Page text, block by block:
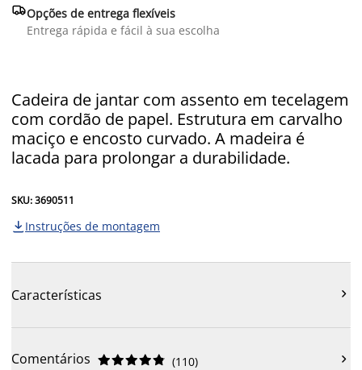
Opções de entrega flexíveis
Entrega rápida e fácil à sua escolha
Cadeira de jantar com assento em tecelagem
com cordão de papel. Estrutura em carvalho
maciço e encosto curvado. A madeira é
lacada para prolongar a durabilidade.
SKU: 3690511
 Instruções de montagem
Características 
Comentários 




 (110) 